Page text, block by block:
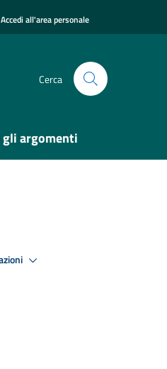
Accedi all'area personale
Cerca
argomenti